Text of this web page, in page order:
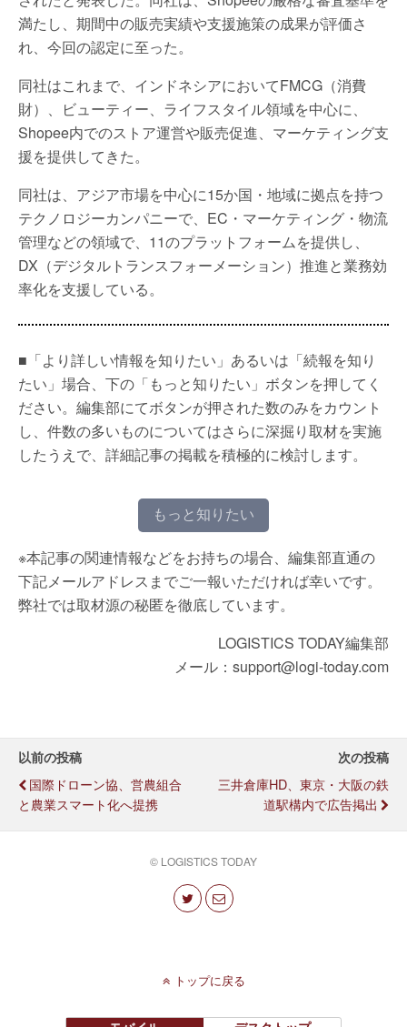
満たし、期間中の販売実績や支援施策の成果が評価さ
れ、今回の認定に至った。
同社はこれまで、インドネシアにおいてFMCG（消費
財）、ビューティー、ライフスタイル領域を中心に、
Shopee内でのストア運営や販売促進、マーケティング支
援を提供してきた。
同社は、アジア市場を中心に15か国・地域に拠点を持つ
テクノロジーカンパニーで、EC・マーケティング・物流
管理などの領域で、11のプラットフォームを提供し、
DX（デジタルトランスフォーメーション）推進と業務効
率化を支援している。
■「より詳しい情報を知りたい」あるいは「続報を知り
たい」場合、下の「もっと知りたい」ボタンを押してく
ださい。編集部にてボタンが押された数のみをカウント
し、件数の多いものについてはさらに深掘り取材を実施
したうえで、詳細記事の掲載を積極的に検討します。
もっと知りたい
※本記事の関連情報などをお持ちの場合、編集部直通の
下記メールアドレスまでご一報いただければ幸いです。
弊社では取材源の秘匿を徹底しています。
LOGISTICS TODAY編集部
メール：support@logi-today.com
以前の投稿
国際ドローン協、営農組合
と農業スマート化へ提携
次の投稿
三井倉庫HD、東京・大阪の鉄
道駅構内で広告掲出
© LOGISTICS TODAY
トップに戻る